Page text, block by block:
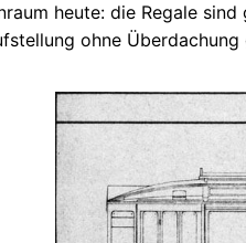
heute: die Regale
ohne Überdachung